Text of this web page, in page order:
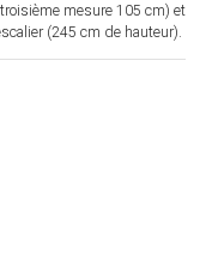
mesure 105 cm) et
(245 cm de hauteur).